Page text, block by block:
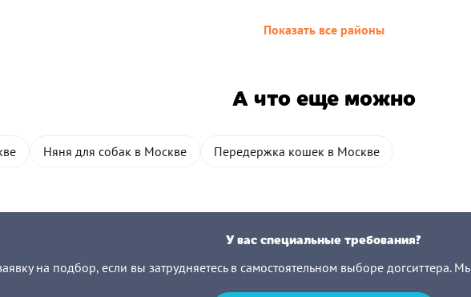
Показать все районы
А что еще можно
Няня для собак в Москве Передержка кошек в Москве
У вас специальные требования?
на подбор, если вы затрудняетесь в самостоятельном выборе догситтера.